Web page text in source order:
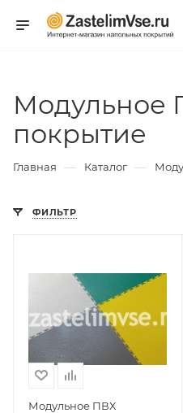
Модульное
покрытие
Главная — Каталог —
ФИЛЬТР
Модульное ПВХ